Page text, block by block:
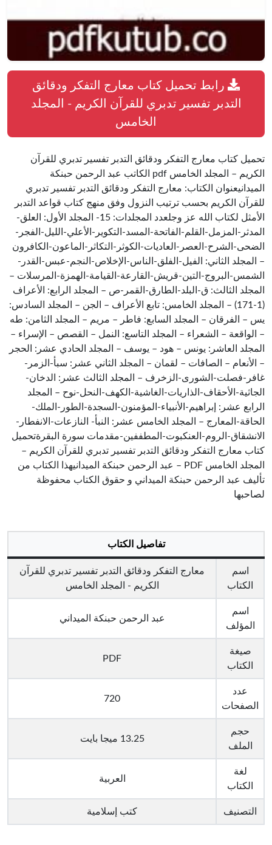
رابط تحميل كتاب معارج التفكر ودقائق
التدبر تفسير تدبري للقرآن الكريم - المجلد
الخامس
تحميل كتاب معارج التفكر ودقائق التدبر تفسير تدبري للقرآن
الكريم – المجلد الخامس pdf الكاتب عبد الرحمن حبنكة
الميدانيعنوان الكتاب: معارج التفكر ودقائق التدبر تفسير تدبري
للقرآن الكريم بحسب ترتيب النزول وفق منهج كتاب قواعد التدبر
الأمثل لكتاب الله عز وجلعدد المجلدات: 15- المجلد الأول: العلق-
المدثر-المزمل-القلم-الفاتحة-المسد-التكوير-الأعلي-الليل-الفجر-
الضحى-الشرح-العصر-العاديات-الكوثر-التكاثر-الماعون-الكافرون
– المجلد الثاني: الفيل-الفلق-الناس-الإخلاص-النجم-عبس-القدر-
الشمس-البروج-التين-قريش-القارعة-القيامة-الهمزة-المرسلات –
المجلد الثالث: ق-البلد-الطارق-القمر-ص – المجلد الرابع: الأعراف
(1-171) – المجلد الخامس: تابع الأعراف – الجن – المجلد السادس:
يس – الفرقان – المجلد السابع: فاطر – مريم – المجلد الثامن: طه
– الواقعة – الشعراء – المجلد التاسع: النمل – القصص – الإسراء –
المجلد العاشر: يونس – هود – يوسف – المجلد الحادي عشر: الحجر
– الأنعام – الصافات – لقمان – المجلد الثاني عشر: سبأ-الزمر-
غافر-فصلت-الشورى-الزخرف – المجلد الثالث عشر: الدخان-
الجاثية-الأحقاف-الذاريات-الغاشية-الكهف-النحل-نوح – المجلد
الرابع عشر: إبراهيم-الأنبياء-المؤمنون-السجدة-الطور-الملك-
الحاقة-المعارج – المجلد الخامس عشر: النبأ- النازعات-الانفطار-
الانشقاق-الروم-العنكبوت-المطففين-مقدمات سورة البقرةتحميل
كتاب معارج التفكر ودقائق التدبر تفسير تدبري للقرآن الكريم –
المجلد الخامس PDF – عبد الرحمن حبنكة الميدانيهذا الكتاب من
تأليف عبد الرحمن حبنكة الميداني و حقوق الكتاب محفوظة
لصاحبها
تفاصيل الكتاب
اسم
الكتاب
معارج التفكر ودقائق التدبر تفسير تدبري للقرآن
الكريم - المجلد الخامس
اسم
المؤلف
عبد الرحمن حبنكة الميداني
صيغة
الكتاب
PDF
عدد
الصفحات
720
حجم
الملف
13.25 ميجا بايت
لغة
الكتاب
العربية
التصنيف كتب إسلامية